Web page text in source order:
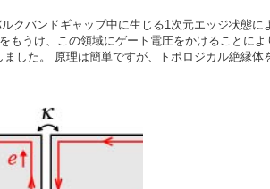
クバンドギャップ中に生じる1次元エッジ状態に
もうけ、この領域にゲート電圧をかけることによ
した。 原理は簡単ですが、トポロジカル絶縁体